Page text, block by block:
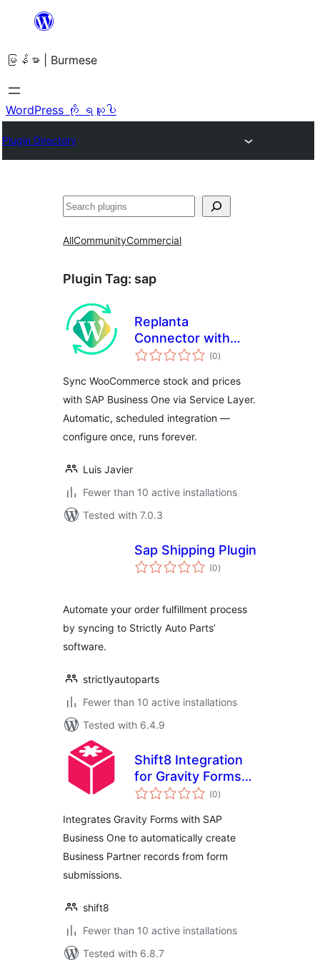
အကြောင်းအရာ
ကျော်သွား
ရန်
မြန်မာ | Burmese
WordPress ကို ရယူပါ
Plugin Directory
ရှာ
AllCommunityCommercial
Plugin Tag: sap
Replanta
Connector with
SAP for
(0total
ratings
)
Sync WooCommerce stock and prices
with SAP Business One via Service Layer.
Automatic, scheduled integration —
configure once, runs forever.
Luis Javier
Fewer than 10 active installations
Tested with 7.0.3
Sap Shipping Plugin
(0total
ratings
)
Automate your order fulfillment process
by syncing to Strictly Auto Parts’
software.
strictlyautoparts
Fewer than 10 active installations
Tested with 6.4.9
Shift8 Integration
for Gravity Forms
and SAP Business
(0total
ratings
)
Integrates Gravity Forms with SAP
Business One to automatically create
Business Partner records from form
submissions.
shift8
Fewer than 10 active installations
Tested with 6.8.7